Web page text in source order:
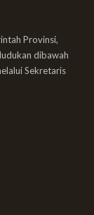
Provinsi,
dibawah
Sekretaris